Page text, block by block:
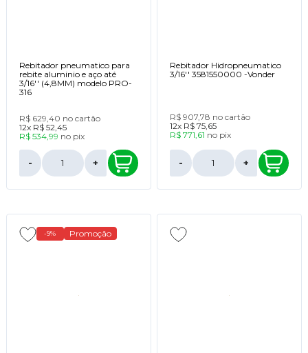
Rebitador pneumatico para
rebite aluminio e aço até
3/16'' (4,8MM) modelo PRO-
316
R$ 629,40 no cartão
12x R$ 52,45
R$ 534,99 no pix
- +
Rebitador Hidropneumatico
3/16'' 3581550000 -Vonder
R$ 907,78 no cartão
12x R$ 75,65
R$ 771,61 no pix
- +
-9% Promoção